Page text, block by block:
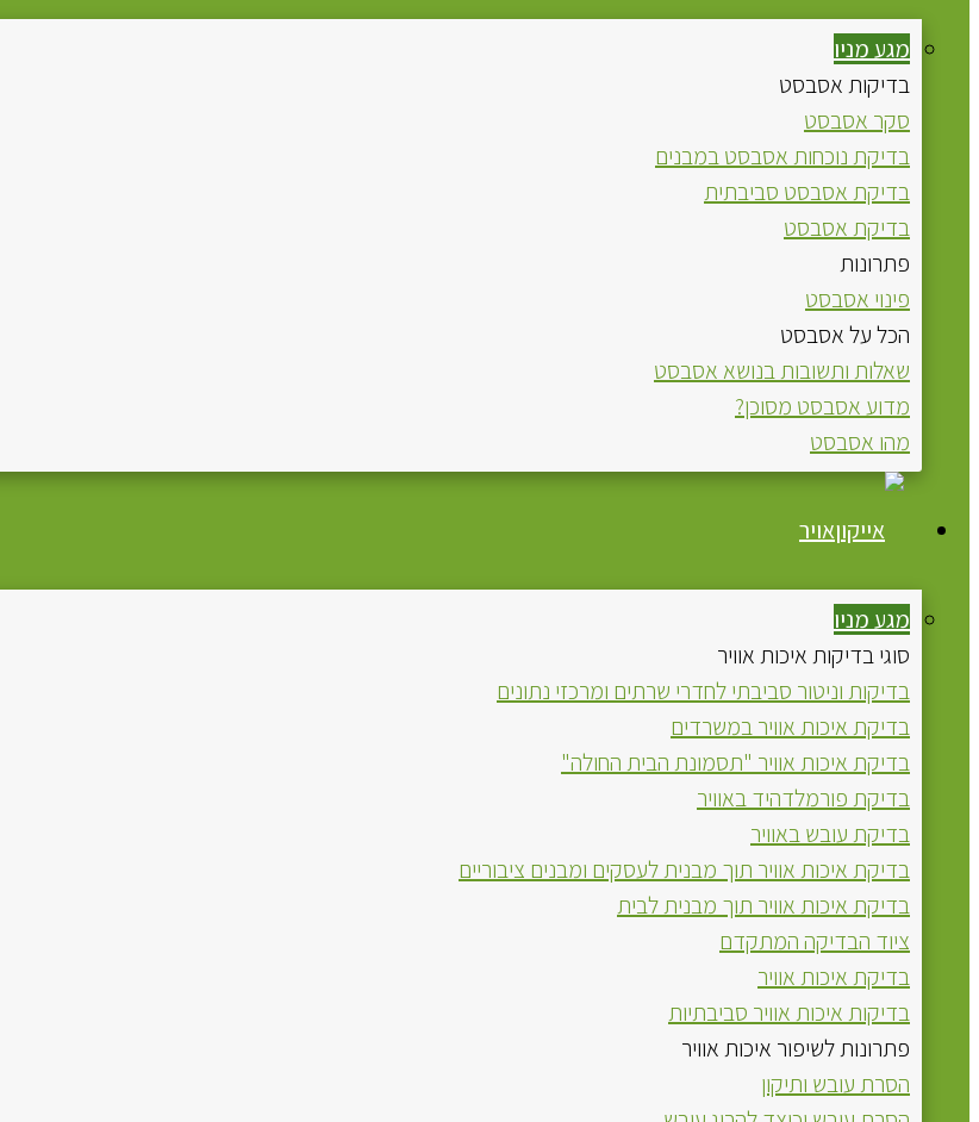
מגע מניו
בדיקות אסבסט
סקר אסבסט
בדיקת נוכחות אסבסט במבנים
בדיקת אסבסט סביבתית
בדיקת אסבסט
פתרונות
פינוי אסבסט
הכל על אסבסט
שאלות ותשובות בנושא אסבסט
מדוע אסבסט מסוכן?
מהו אסבסט
אויר
מגע מניו
סוגי בדיקות איכות אוויר
בדיקות וניטור סביבתי לחדרי שרתים ומרכזי נתונים
בדיקת איכות אוויר במשרדים
בדיקת איכות אוויר "תסמונת הבית החולה"
בדיקת פורמלדהיד באוויר
בדיקת עובש באוויר
בדיקת איכות אוויר תוך מבנית לעסקים ומבנים ציבוריים
בדיקת איכות אוויר תוך מבנית לבית
ציוד הבדיקה המתקדם
בדיקת איכות אוויר
בדיקות איכות אוויר סביבתיות
פתרונות לשיפור איכות אוויר
הסרת עובש ותיקון